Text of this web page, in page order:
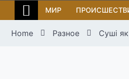
МИР
Home Разное Суші